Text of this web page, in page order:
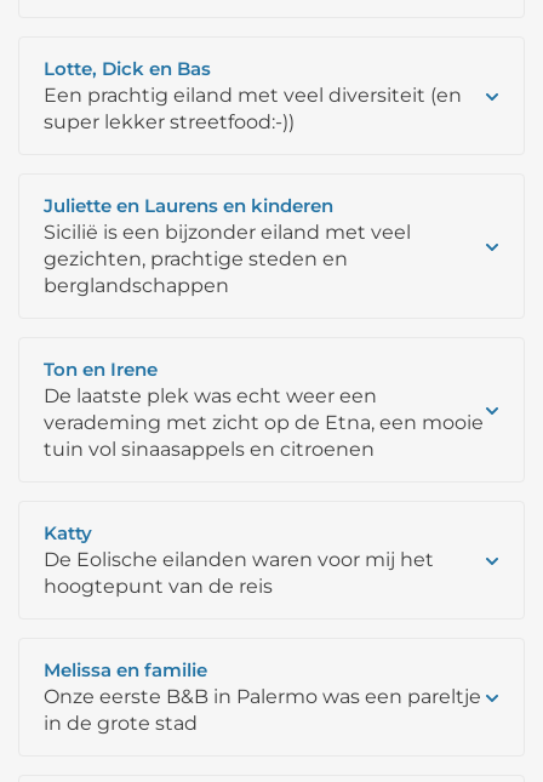
Lotte, Dick en Bas
Een prachtig eiland met veel diversiteit (en
super lekker streetfood:-))
Juliette en Laurens en kinderen
Sicilië is een bijzonder eiland met veel
gezichten, prachtige steden en
berglandschappen
Ton en Irene
De laatste plek was echt weer een
verademing met zicht op de Etna, een mooie
tuin vol sinaasappels en citroenen
Katty
De Eolische eilanden waren voor mij het
hoogtepunt van de reis
Melissa en familie
Onze eerste B&B in Palermo was een pareltje
in de grote stad